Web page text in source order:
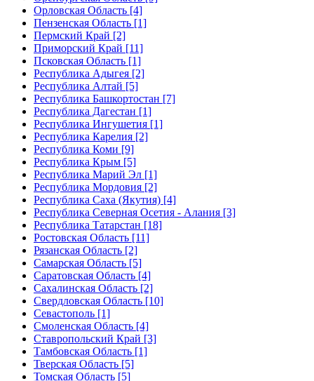
Орловская Область [4]
Пензенская Область [1]
Пермский Край [2]
Приморский Край [11]
Псковская Область [1]
Республика Адыгея [2]
Республика Алтай [5]
Республика Башкортостан [7]
Республика Дагестан [1]
Республика Ингушетия [1]
Республика Карелия [2]
Республика Коми [9]
Республика Крым [5]
Республика Марий Эл [1]
Республика Мордовия [2]
Республика Саха (Якутия) [4]
Республика Северная Осетия - Алания [3]
Республика Татарстан [18]
Ростовская Область [11]
Рязанская Область [2]
Самарская Область [5]
Саратовская Область [4]
Сахалинская Область [2]
Свердловская Область [10]
Севастополь [1]
Смоленская Область [4]
Ставропольский Край [3]
Тамбовская Область [1]
Тверская Область [5]
Томская Область [5]